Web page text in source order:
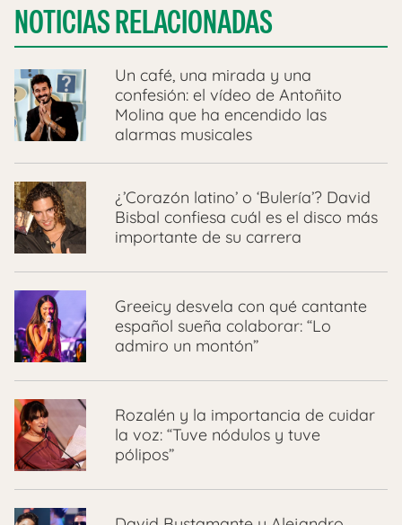
NOTICIAS RELACIONADAS
Un café, una mirada y una
confesión: el vídeo de Antoñito
Molina que ha encendido las
alarmas musicales
¿’Corazón latino’ o ‘Bulería’? David
Bisbal confiesa cuál es el disco más
importante de su carrera
Greeicy desvela con qué cantante
español sueña colaborar: “Lo
admiro un montón”
Rozalén y la importancia de cuidar
la voz: “Tuve nódulos y tuve
pólipos”